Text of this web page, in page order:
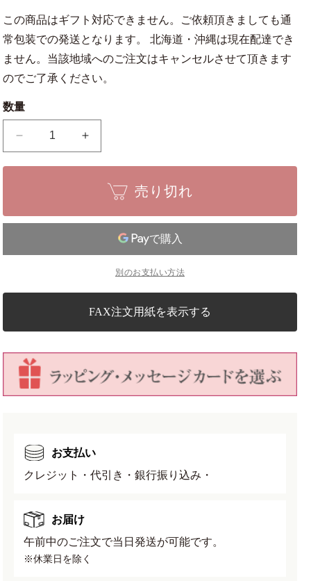
この商品はギフト対応できません。ご依頼頂きましても通
常包装での発送となります。 北海道・沖縄は現在配達でき
ません。当該地域へのご注文はキャンセルさせて頂きます
のでご了承ください。
数量
細
切
No.74D
を
減
ら
手
細
切
No.74D
の
を
増
売り切れ
別のお支払い方法
FAX注文用紙を表示する
お支払い
クレジット・代引き・銀行振り込み・
お届け
午前中のご注文で当日発送が可能です。
※休業日を除く